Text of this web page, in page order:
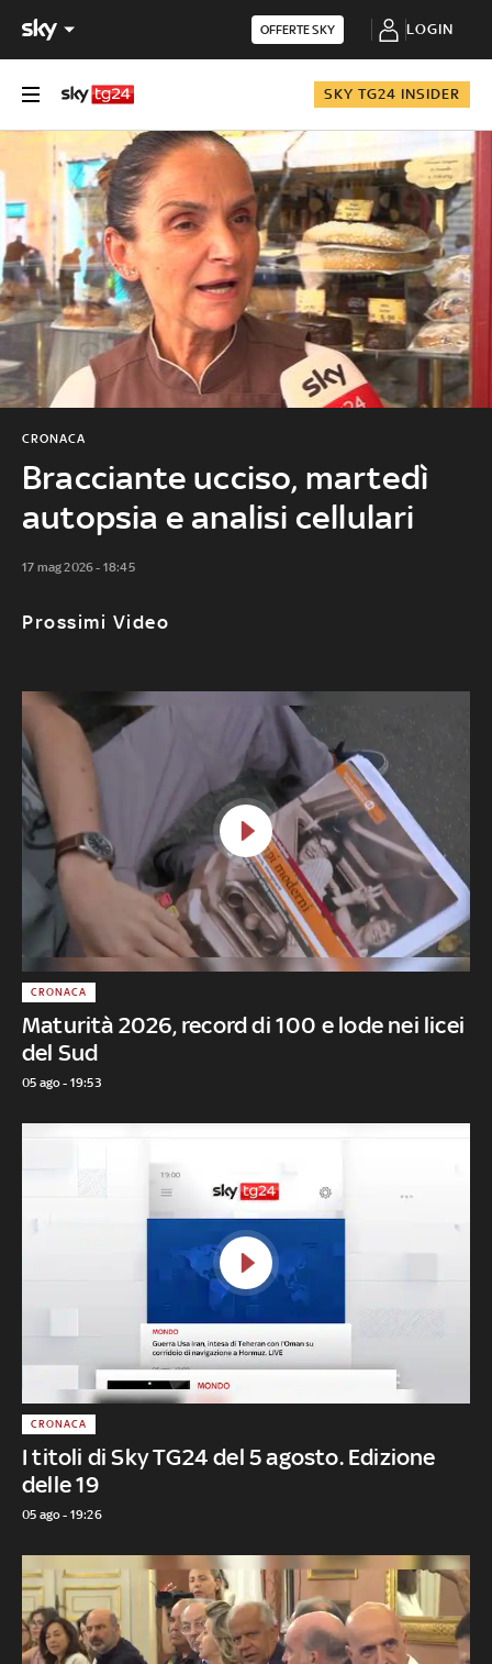
OFFERTE SKY LOGIN
SKY TG24 INSIDER
Bracciante ucciso, martedì
autopsia e analisi cellulari
CRONACA
17 mag 2026 - 18:45
Prossimi Video
Maturità 2026, record di 100 e lode nei licei
del Sud
CRONACA
05 ago - 19:53
I titoli di Sky TG24 del 5 agosto. Edizione
delle 19
CRONACA
05 ago - 19:26